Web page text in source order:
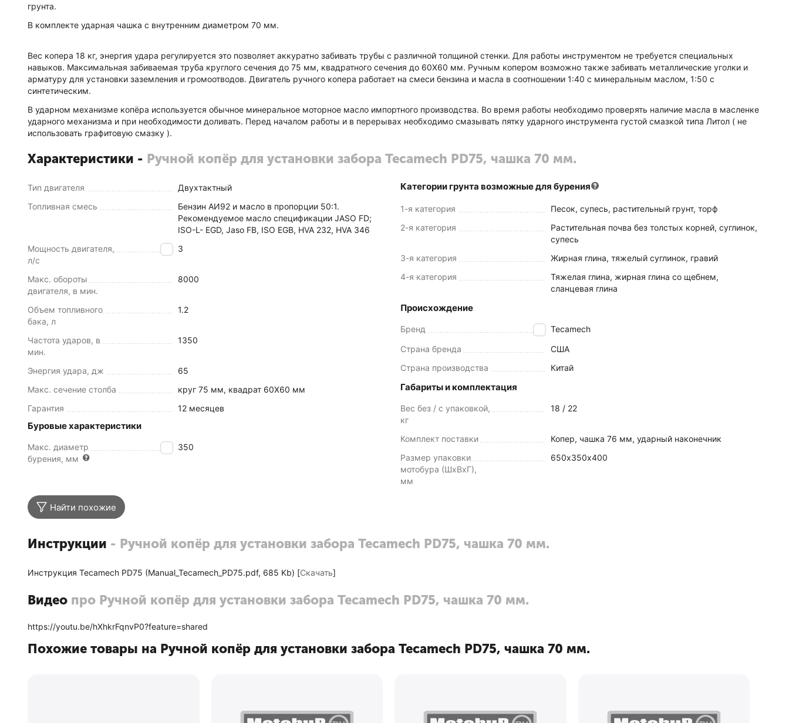
грунта.
В комплекте ударная чашка с внутренним диаметром 70 мм.
Вес копера 18 кг, энергия удара регулируется это позволяет аккуратно забивать трубы с различной толщиной стенки. Для работы инструментом не требуется специальных
навыков. Максимальная забиваемая труба круглого сечения до 75 мм, квадратного сечения до 60Х60 мм. Ручным копером возможно также забивать металлические уголки и
арматуру для установки заземления и громоотводов. Двигатель ручного копера работает на смеси бензина и масла в соотношении 1:40 с минеральным маслом, 1:50 с
синтетическим.
В ударном механизме копёра используется обычное минеральное моторное масло импортного производства. Во время работы необходимо проверять наличие масла в масленке
ударного механизма и при необходимости доливать. Перед началом работы и в перерывах необходимо смазывать пятку ударного инструмента густой смазкой типа Литол ( не
использовать графитовую смазку ).
Характеристики - Ручной копёр для установки забора Tecamech PD75, чашка 70 мм.
Тип двигателя
Двухтактный
Топливная смесь
Бензин АИ92 и масло в пропорции 50:1.
Рекомендуемое масло спецификации JASO FD;
ISO-L- EGD, Jaso FB, ISO EGB, HVA 232, HVA 346
Мощность двигателя,
л/с
3
Макс. обороты
двигателя, в мин.
8000
Объем топливного
бака, л
1.2
Частота ударов, в
мин.
1350
Энергия удара, дж
65
Макс. сечение столба
круг 75 мм, квадрат 60Х60 мм
Гарантия
12 месяцев
Буровые характеристики
Макс. диаметр
бурения, мм
350
Категории грунта возможные для бурения
1-я категория
Песок, супесь, растительный грунт, торф
2-я категория
Растительная почва без толстых корней, суглинок,
супесь
3-я категория
Жирная глина, тяжелый суглинок, гравий
4-я категория
Тяжелая глина, жирная глина со щебнем,
сланцевая глина
Происхождение
Бренд
Tecamech
Страна бренда
США
Страна производства
Китай
Габариты и комплектация
Вес без / с упаковкой,
кг
18 / 22
Комплект поставки
Копер, чашка 76 мм, ударный наконечник
Размер упаковки
мотобура (ШxВxГ),
мм
650х350х400
Найти похожие
Инструкции - Ручной копёр для установки забора Tecamech PD75, чашка 70 мм.
Инструкция Tecamech PD75 (Manual_Tecamech_PD75.pdf, 685 Kb) [Скачать]
Видео про Ручной копёр для установки забора Tecamech PD75, чашка 70 мм.
https://youtu.be/hXhkrFqnvP0?feature=shared
Похожие товары на Ручной копёр для установки забора Tecamech PD75, чашка 70 мм.